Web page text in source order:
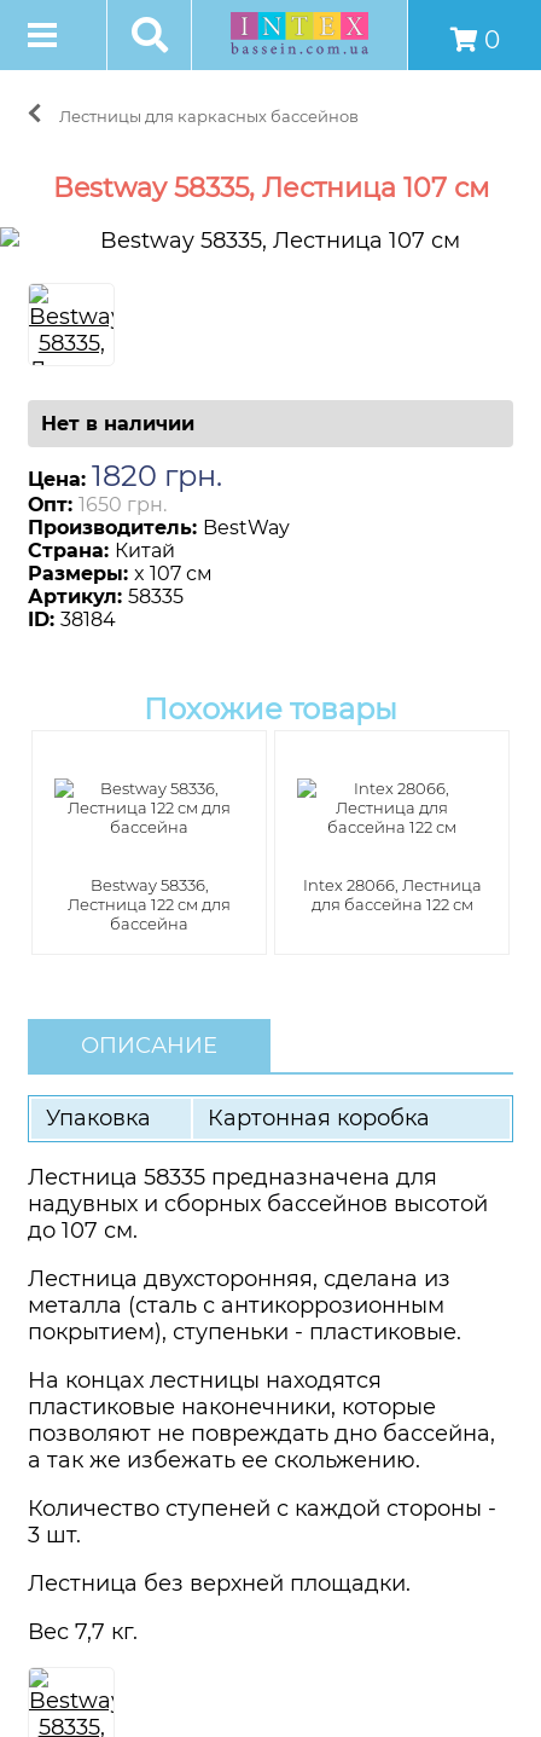
0
Лестницы для каркасных бассейнов
Bestway 58335, Лестница 107 см
Нет в наличии
Цена: 1820 грн.
Опт: 1650 грн.
Производитель: BestWay
Страна: Китай
Размеры: x 107 см
Артикул: 58335
ID: 38184
Похожие товары
Bestway 58336,
Лестница 122 см для
бассейна
Intex 28066, Лестница
для бассейна 122 см
ОПИСАНИЕ
Упаковка Картонная коробка
Лестница 58335 предназначена для
надувных и сборных бассейнов высотой
до 107 см.
Лестница двухсторонняя, сделана из
металла (сталь с антикоррозионным
покрытием), ступеньки - пластиковые.
На концах лестницы находятся
пластиковые наконечники, которые
позволяют не повреждать дно бассейна,
а так же избежать ее скольжению.
Количество ступеней с каждой стороны -
3 шт.
Лестница без верхней площадки.
Вес 7,7 кг.